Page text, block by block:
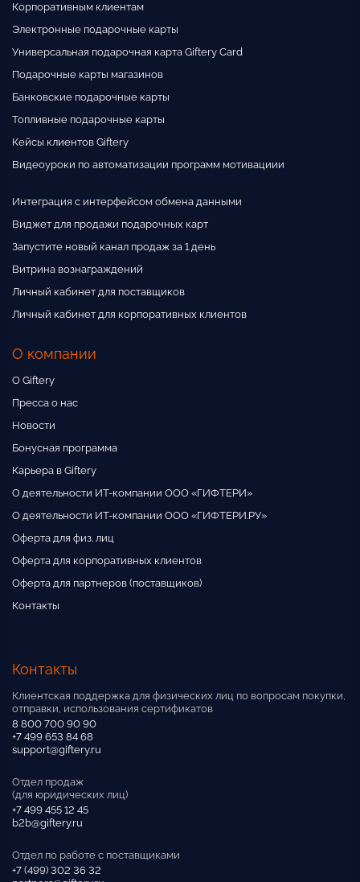
Корпоративным клиентам
Электронные подарочные карты
Универсальная подарочная карта Giftery Card
Подарочные карты магазинов
Банковские подарочные карты
Топливные подарочные карты
Кейсы клиентов Giftery
Видеоуроки по автоматизации программ мотивациии
Интеграция с интерфейсом обмена данными
Виджет для продажи подарочных карт
Запустите новый канал продаж за 1 день
Витрина вознаграждений
Личный кабинет для поставщиков
Личный кабинет для корпоративных клиентов
О компании
О Giftery
Пресса о нас
Новости
Бонусная программа
Карьера в Giftery
О деятельности ИТ-компании ООО «ГИФТЕРИ»
О деятельности ИТ-компании ООО «ГИФТЕРИ.РУ»
Оферта для физ. лиц
Оферта для корпоративных клиентов
Оферта для партнеров (поставщиков)
Контакты
Контакты
Клиентская поддержка для физических лиц по вопросам покупки,
отправки, использования сертификатов
8 800 700 90 90
+7 499 653 84 68
support@giftery.ru
Отдел продаж
(для юридических лиц)
+7 499 455 12 45
b2b@giftery.ru
Отдел по работе с поставщиками
+7 (499) 302 36 32